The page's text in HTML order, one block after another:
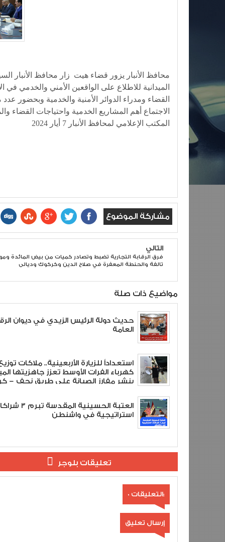
محافظ الأنبار يزور قضاء هيت زار محافظ الأنبار
الميدانية للاطلاع على الواقعين الأمني والخدمي
القضاء ومدراء الدوائر الأمنية والخدمية
الاجتماع أهم المشاريع الخدمية واحتياجات القضاء
المكتب الإعلامي لمحافظ الأنبار 7 أيار 2024
مشاركة الموضوع
التالي
فرق الرقابة التجارية تضبط وتصادر كميات من بيض المائدة
تالفة والحنطة المعفرة في صلاح الدين وكركوك وديالى
مواضيع ذات صلة
حديث دولة الرئيس الزيدي في ديوان
العامة
استعداداً للزيارة الأربعينية.. ملاكات
كهرباء الفرات الأوسط تعزز جاهزيتها
بنشر مفارز الصيانة على طريق نجف –
العتبة الحسينية المقدسة
استراتيجية في واشنطن
تعليقات بلوجر
0 التعليقات:
إرسال تعليق